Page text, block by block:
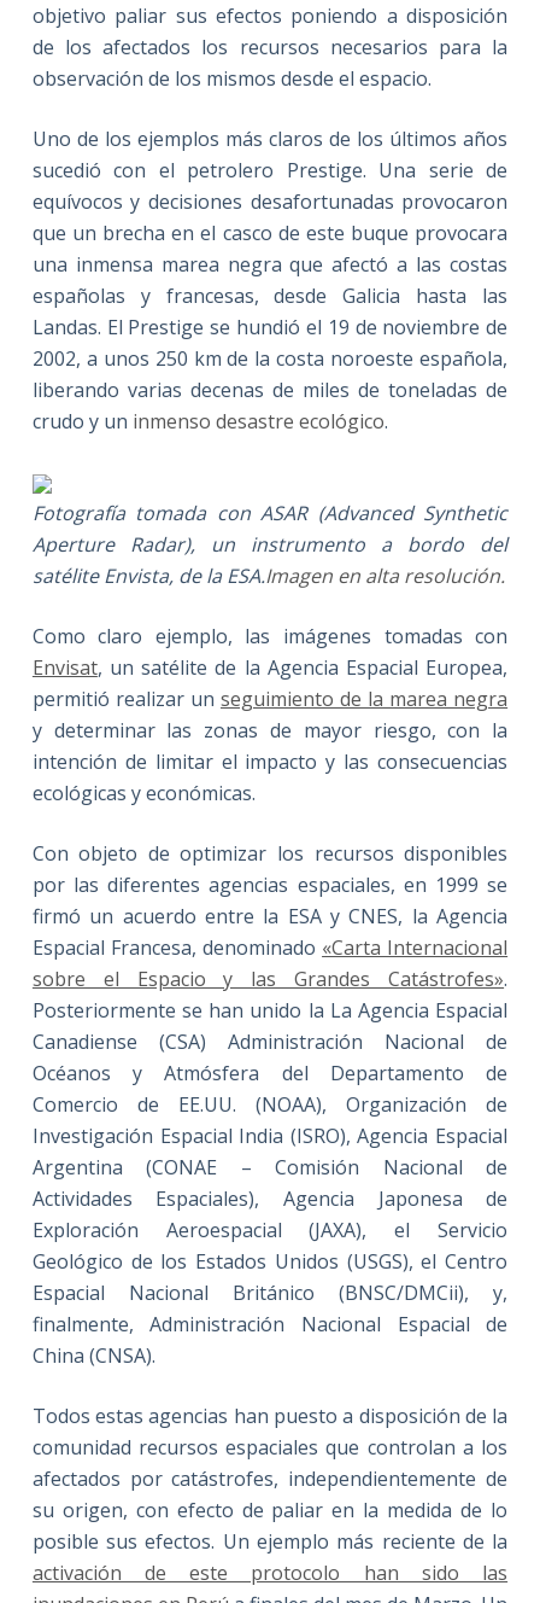
objetivo paliar sus efectos poniendo a disposición
de los afectados los recursos necesarios para la
observación de los mismos desde el espacio.
Uno de los ejemplos más claros de los últimos años
sucedió con el petrolero Prestige. Una serie de
equívocos y decisiones desafortunadas provocaron
que un brecha en el casco de este buque provocara
una inmensa marea negra que afectó a las costas
españolas y francesas, desde Galicia hasta las
Landas. El Prestige se hundió el 19 de noviembre de
2002, a unos 250 km de la costa noroeste española,
liberando varias decenas de miles de toneladas de
crudo y un inmenso desastre ecológico.
Fotografía tomada con ASAR (Advanced Synthetic
Aperture Radar), un instrumento a bordo del
satélite Envista, de la ESA.Imagen en alta resolución.
Como claro ejemplo, las imágenes tomadas con
Envisat, un satélite de la Agencia Espacial Europea,
permitió realizar un seguimiento de la marea negra
y determinar las zonas de mayor riesgo, con la
intención de limitar el impacto y las consecuencias
ecológicas y económicas.
Con objeto de optimizar los recursos disponibles
por las diferentes agencias espaciales, en 1999 se
firmó un acuerdo entre la ESA y CNES, la Agencia
Espacial Francesa, denominado «Carta Internacional
sobre el Espacio y las Grandes Catástrofes».
Posteriormente se han unido la La Agencia Espacial
Canadiense (CSA) Administración Nacional de
Océanos y Atmósfera del Departamento de
Comercio de EE.UU. (NOAA), Organización de
Investigación Espacial India (ISRO), Agencia Espacial
Argentina (CONAE – Comisión Nacional de
Actividades Espaciales), Agencia Japonesa de
Exploración Aeroespacial (JAXA), el Servicio
Geológico de los Estados Unidos (USGS), el Centro
Espacial Nacional Británico (BNSC/DMCii), y,
finalmente, Administración Nacional Espacial de
China (CNSA).
Todos estas agencias han puesto a disposición de la
comunidad recursos espaciales que controlan a los
afectados por catástrofes, independientemente de
su origen, con efecto de paliar en la medida de lo
posible sus efectos. Un ejemplo más reciente de la
activación de este protocolo han sido las